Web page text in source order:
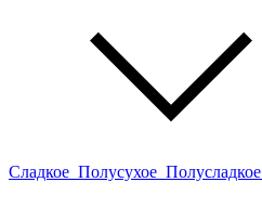
Сладкое Полусухое Полусладкое